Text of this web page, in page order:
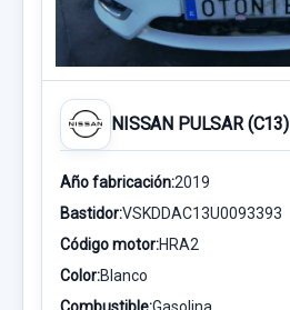
NISSAN PULSAR (C13)
Año fabricación:2019
Bastidor:VSKDDAC13U0093393
Código motor:HRA2
Color:Blanco
Combustible:Gasolina